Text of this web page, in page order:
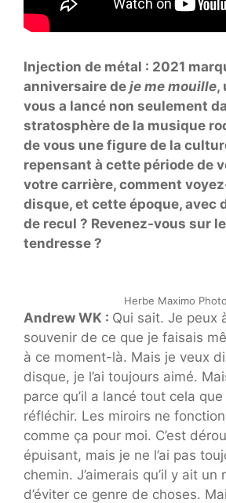
Injection de métal : 2021
anniversaire de je me mouille,
vous a lancé non seulement
stratosphère de la musique
de vous une figure de la
repensant à cette période de
votre carrière, comment
disque, et cette époque, avec
de recul ? Revenez-vous sur
tendresse ?
Herbe Maximo Photo
Andrew WK : Qui sait. Je peux
souvenir de ce que je faisais
à ce moment-là. Mais je veux
disque, je l’ai toujours aimé.
parce qu’il a lancé tout cela
réfléchir. Les miroirs ne
comme ça pour moi. C’est
épuisant, mais je ne l’ai pas
chemin. J’aimerais qu’il y ait un
d’éviter ce genre de choses.